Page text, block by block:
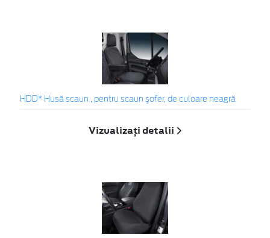
HDD* Husă scaun , pentru scaun şofer, de culoare neagră
Vizualizați detalii